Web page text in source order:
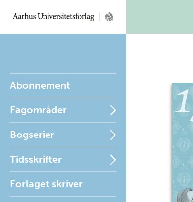
Abonnement
Fagområder
Bogserier
Tidsskrifter
Forlaget skriver